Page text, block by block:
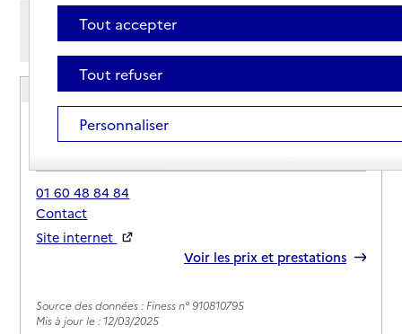
Afficher les résultats par:
Mode liste
Mode carte
EHPAD Hovia
Adresse
143 rue Robert Schuman
91200-Athis-Mons
01 60 48 84 84
Contact
Site internet
Voir les prix et prestations
Source des données : Finess n° 910810795
Mis à jour le : 12/03/2025
Tout accepter
Tout refuser
Personnaliser